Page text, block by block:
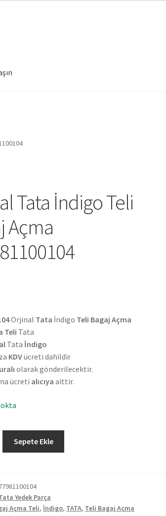
Tata İndigo Teli
Açma
Orjinal Tata İndigo Teli Bagaj Açma
Teli Tata
Tata İndigo
KDVücreti dahildir
olarak gönderilecektir.
ücreti alıcıya aittir.
Sepete Ekle
Yedek Parça
Açma Teli, İndigo, TATA, Teli Bagaj Açma